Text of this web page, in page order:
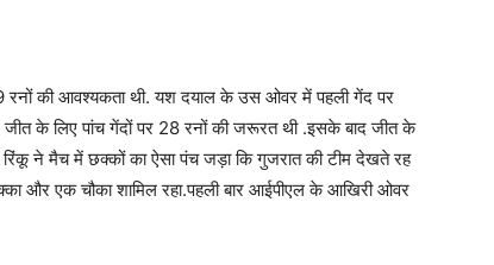
रनों की आवश्यकता थी. यश दयाल के उस ओवर में पहली गेंद पर
के लिए पांच गेंदों पर 28 रनों की जरूरत थी .इसके बाद जीत के
ने मैच में छक्कों का ऐसा पंच जड़ा कि गुजरात की टीम देखते रह
और एक चौका शामिल रहा.पहली बार आईपीएल के आखिरी ओवर